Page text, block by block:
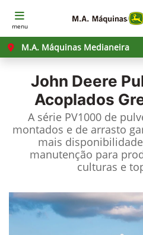
menu
M.A. Máquinas Medianeira
John Deere
Acoplados
A série PV1000 de
montados e de arrasto
mais
manutenção para
culturas e